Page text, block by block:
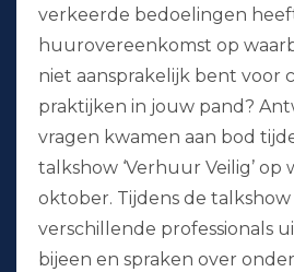
verkeerde bedoelingen
huurovereenkomst op
niet aansprakelijk bent voor
praktijken in jouw pand?
vragen kwamen aan bod
talkshow ‘Verhuur Veilig’ op
oktober. Tijdens de
verschillende professionals
bijeen en spraken over